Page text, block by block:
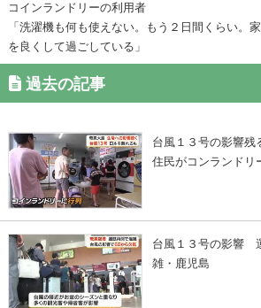
コインランドリーの利用者
「洗濯機も何も使えない。もう２日間くらい。
を良くして過ごしている」
過去の記事
台風１３号の影響
住民がコンランドリ
台風１３号の影響
雑・鹿児島